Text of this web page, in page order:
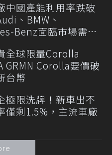
中國產能利用率跌破
、BMW、
Benz面臨市場需求
全球限量Corolla
GRMN Corolla要價破
台幣
極限洗牌！新車出不
僅剩1.5%，主流車廠